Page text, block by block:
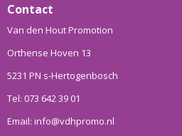
Contact
Van den Hout Promotion
Orthense Hoven 13
5231 PN s-Hertogenbosch
Tel: 073 642 39 01
Email: info@vdhpromo.nl